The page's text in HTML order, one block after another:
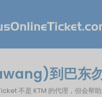
到巴东
不是 KTM 的代理，但会帮